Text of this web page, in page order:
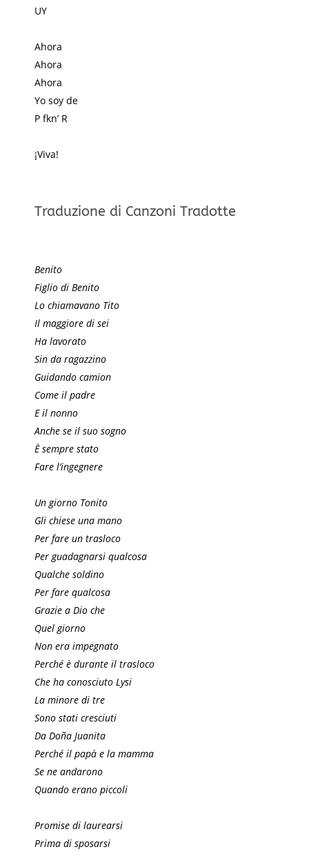
UY
Ahora
Ahora
Ahora
Yo soy de
P fkn’ R
¡Viva!
Traduzione di Canzoni Tradotte
Benito
Figlio di Benito
Lo chiamavano Tito
Il maggiore di sei
Ha lavorato
Sin da ragazzino
Guidando camion
Come il padre
E il nonno
Anche se il suo sogno
È sempre stato
Fare l’ingegnere
Un giorno Tonito
Gli chiese una mano
Per fare un trasloco
Per guadagnarsi qualcosa
Qualche soldino
Per fare qualcosa
Grazie a Dio che
Quel giorno
Non era impegnato
Perché è durante il trasloco
Che ha conosciuto Lysi
La minore di tre
Sono stati cresciuti
Da Doña Juanita
Perché il papà e la mamma
Se ne andarono
Quando erano piccoli
Promise di laurearsi
Prima di sposarsi